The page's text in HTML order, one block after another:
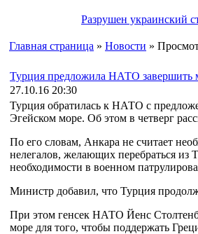
Разрушен украинский
Главная страница » Новости »
Турция предложила НАТО завершить
27.10.16 20:30
Турция обратилась к НАТО с
Эгейском море. Об этом в четверг
По его словам, Анкара не считает
нелегалов, желающих перебраться из
необходимости в военном
Министр добавил, что Турция
При этом генсек НАТО Йенс
море для того, чтобы поддержать